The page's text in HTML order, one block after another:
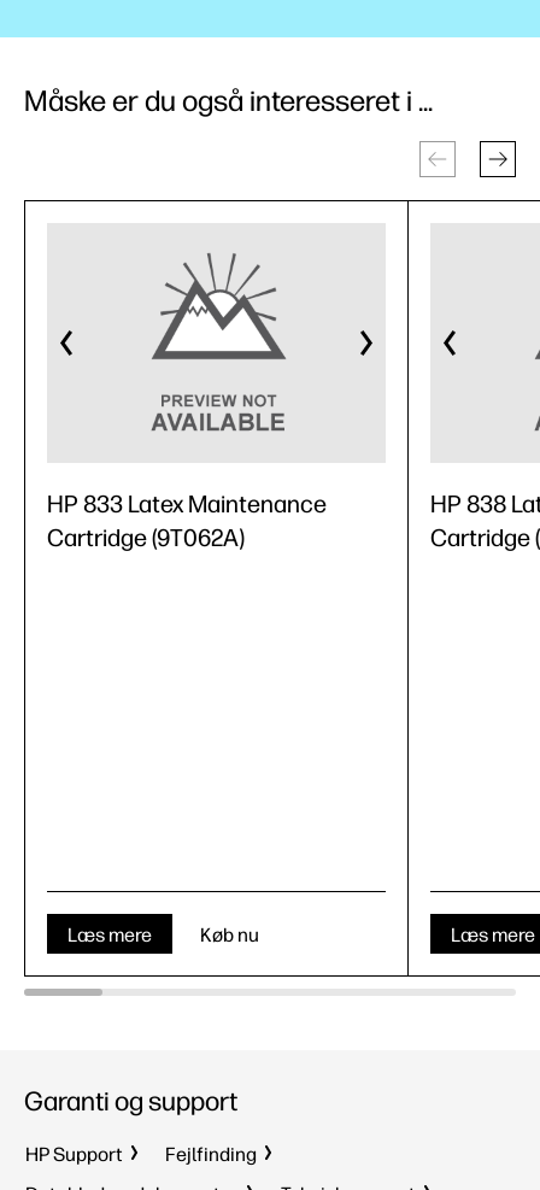
Måske er du også interesseret i ...
HP 833 Latex Maintenance
Cartridge (9T062A)
Læs mere Køb nu
HP 838
Cartridge
Læs mere
Garanti og support
HP Support
Fejlfinding